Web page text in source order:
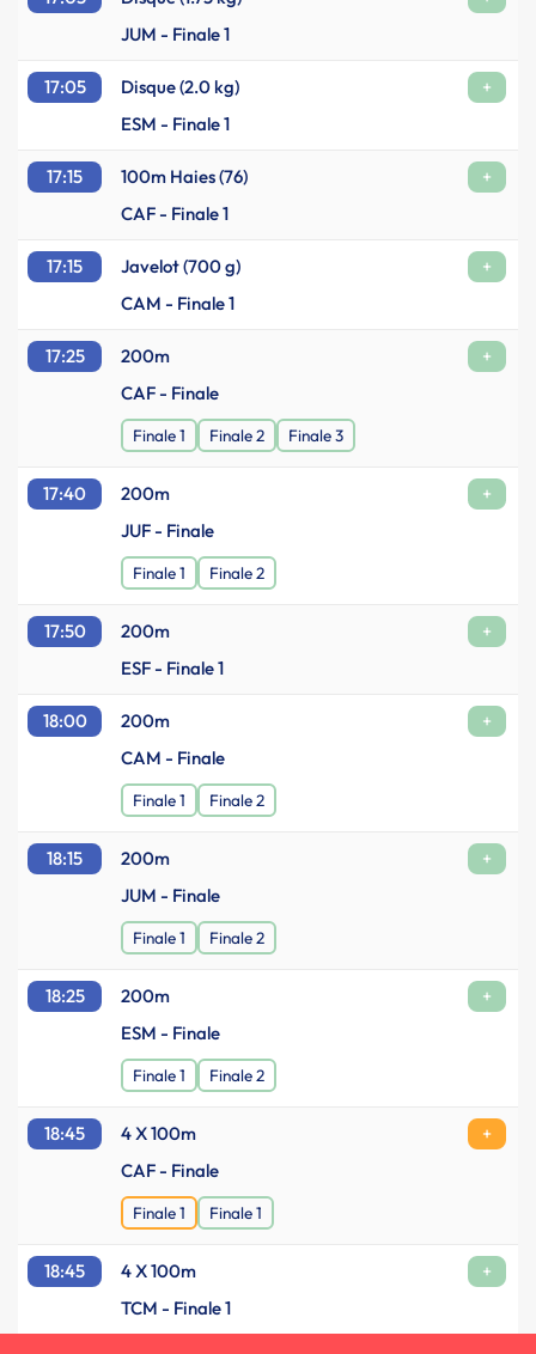
JUM - Finale 1
17:05 Disque (2.0 kg)
+
ESM - Finale 1
17:15 100m Haies (76)
+
CAF - Finale 1
17:15 Javelot (700 g)
+
CAM - Finale 1
17:25 200m
+
CAF - Finale
Finale 1 Finale 2 Finale 3
17:40 200m
+
JUF - Finale
Finale 1 Finale 2
17:50 200m
+
ESF - Finale 1
18:00 200m
+
CAM - Finale
Finale 1 Finale 2
18:15 200m
+
JUM - Finale
Finale 1 Finale 2
18:25 200m
+
ESM - Finale
Finale 1 Finale 2
18:45 4 X 100m
+
CAF - Finale
Finale 1 Finale 1
18:45 4 X 100m
+
TCM - Finale 1